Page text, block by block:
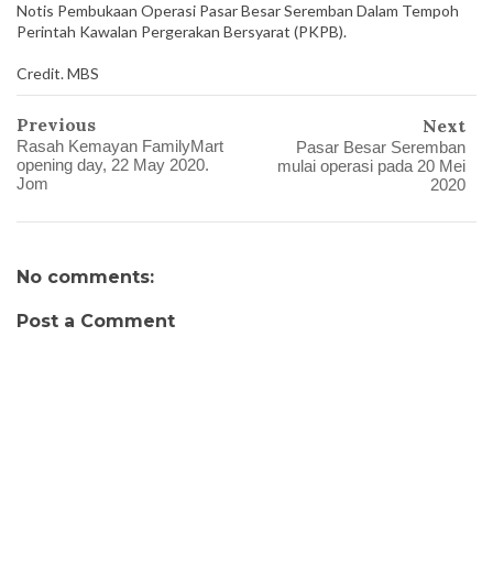
Notis Pembukaan Operasi Pasar Besar Seremban Dalam Tempoh
Perintah Kawalan Pergerakan Bersyarat (PKPB).
Credit. MBS
Previous
Rasah Kemayan FamilyMart
opening day, 22 May 2020.
Jom
Next
Pasar Besar Seremban
mulai operasi pada 20 Mei
2020
No comments:
Post a Comment